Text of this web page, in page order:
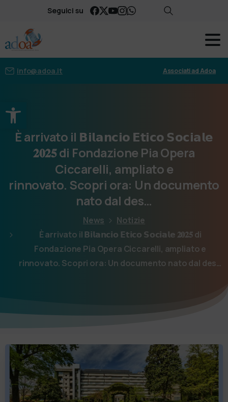
Apri la barra degli strumenti
Seguici su
info@adoa.it Associati ad Adoa
Èarrivato il 𝗕𝗶𝗹𝗮𝗻𝗰𝗶𝗼 𝗘𝘁𝗶𝗰𝗼 𝗦𝗼𝗰𝗶𝗮𝗹𝗲
𝟐𝟎𝟐𝟓di Fondazione PiaOpera
Ciccarelli, ampliatoe
rinnovato. Scopri ora: Undocumento
natodal des…
News
Notizie
È arrivato il 𝗕𝗶𝗹𝗮𝗻𝗰𝗶𝗼 𝗘𝘁𝗶𝗰𝗼 𝗦𝗼𝗰𝗶𝗮𝗹𝗲 𝟐𝟎𝟐𝟓 di
Fondazione Pia Opera Ciccarelli, ampliato e
rinnovato. Scopri ora: Un documento nato dal des…